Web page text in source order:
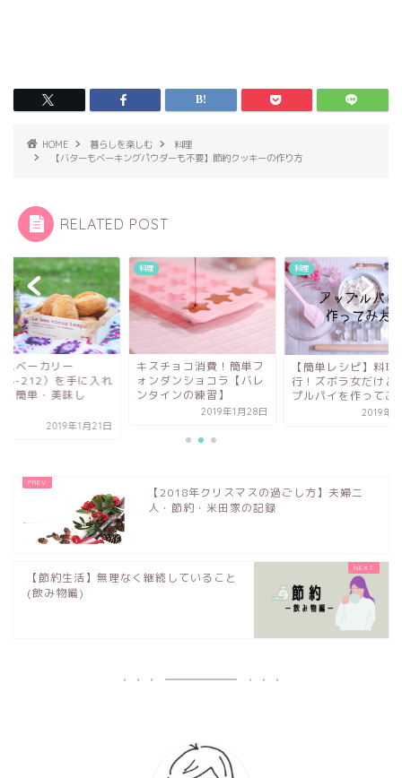
HOME 暮らしを楽しむ
料理
【バターもベーキングパウダーも不要】節約クッキーの作り方
RELATED POST
ムベーカリー
212）を手に入れ
【簡単・美味し
2019年1月21日
料理
キスチョコ消費！簡単フ
ォンダンショコラ【バレ
ンタインの練習】
2019年1月28日
料理
【簡単レシピ】料理
行！ズボラ女だけど
プルパイを作ってみ
2019年3
【2018年クリスマスの過ごし方】夫婦二
人・節約・米田家の記録
【節約生活】無理なく継続していること
(飲み物編)